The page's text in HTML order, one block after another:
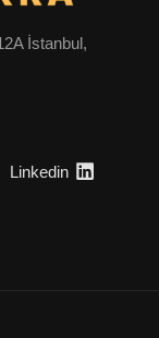
İstanbul,
Linkedin